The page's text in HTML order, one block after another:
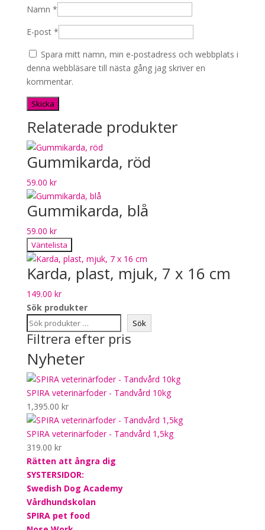
Namn *
E-post *
Spara mitt namn, min e-postadress och webbplats i
denna webbläsare till nästa gång jag skriver en
kommentar.
Relaterade produkter
Gummikarda, röd
59.00 kr
Gummikarda, blå
59.00 kr
Väntelista
Karda, plast, mjuk, 7 x 16 cm
149.00 kr
Sök produkter
Sök
Filtrera efter pris
Nyheter
SPIRA veterinärfoder - Tandvård 10kg
1,395.00 kr
SPIRA veterinärfoder - Tandvård 1,5kg
319.00 kr
Rätten att ångra dig
SYSTERSIDOR:
Swedish Dog Academy
Vårdhundskolan
SPIRA pet food